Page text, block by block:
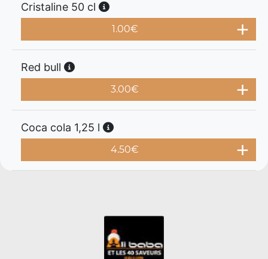
Cristaline 50 cl
1.00€
Red bull
3.00€
Coca cola 1,25 l
4.50€